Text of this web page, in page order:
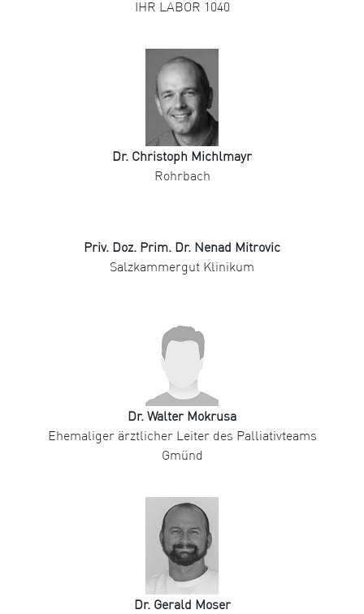
IHR LABOR 1040
Dr. Christoph Michlmayr
Rohrbach
Priv. Doz. Prim. Dr. Nenad Mitrovic
Salzkammergut Klinikum
Dr. Walter Mokrusa
Ehemaliger ärztlicher Leiter des Palliativteams
Gmünd
Dr. Gerald Moser